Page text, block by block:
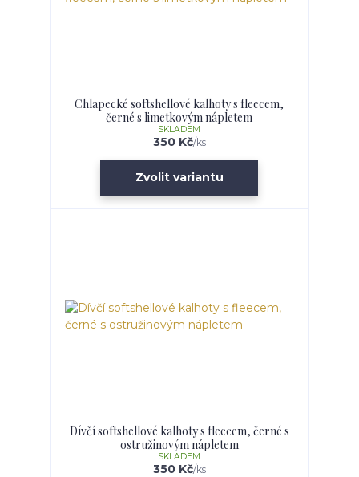
Chlapecké softshellové kalhoty s fleecem,
černé s limetkovým nápletem
350 Kč/ks
SKLADEM
Zvolit variantu
Dívčí softshellové kalhoty s fleecem, černé s
ostružinovým nápletem
350 Kč/ks
SKLADEM